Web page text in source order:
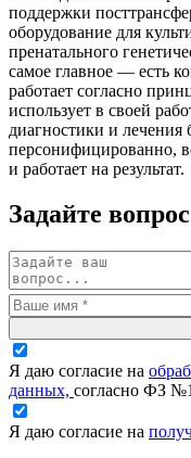
поддержки
оборудование для
пренатального
самое главное — есть
работает согласно
использует в своей
диагностики и лечения
персонифицированно,
и работает на результат.
Задайте
Я даю согласие на
данных, согласно ФЗ
Я даю согласие на